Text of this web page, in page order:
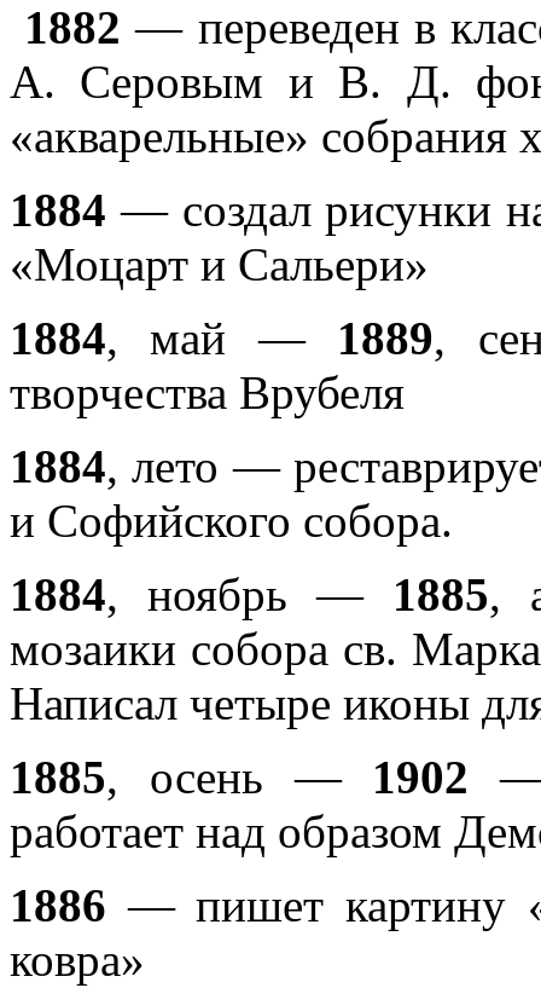
1882 — переведен в
А. Серовым и В. Д. фон
«акварельные»
1884 — создал рисунки
«Моцарт и Сальери»
1884, май — 1889,
творчества Врубеля
1884, лето —
и Софийского собора.
1884, ноябрь —1885,
мозаики собора св.
Написал четыре иконы
1885, осень — 1902 —
работает над образом
1886 — пишет картину
ковра»